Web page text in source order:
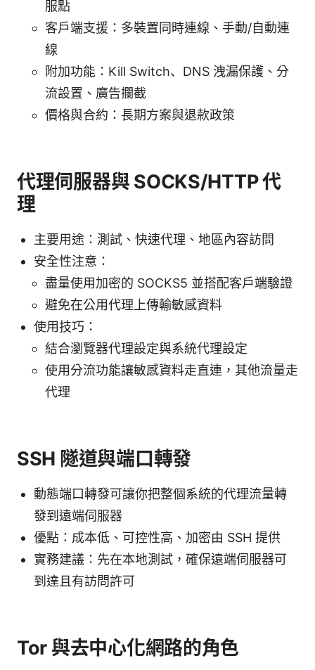
服點
客戶端支援：多裝置同時連線、手動/自動連
線
附加功能：Kill Switch、DNS 洩漏保護、分
流設置、廣告攔截
價格與合約：長期方案與退款政策
代理伺服器與 SOCKS/HTTP 代
理
主要用途：測試、快速代理、地區內容訪問
安全性注意：
盡量使用加密的 SOCKS5 並搭配客戶端驗證
避免在公用代理上傳輸敏感資料
使用技巧：
結合瀏覽器代理設定與系統代理設定
使用分流功能讓敏感資料走直連，其他流量走
代理
SSH 隧道與端口轉發
動態端口轉發可讓你把整個系統的代理流量轉
發到遠端伺服器
優點：成本低、可控性高、加密由 SSH 提供
實務建議：先在本地測試，確保遠端伺服器可
到達且有訪問許可
Tor 與去中心化網路的角色